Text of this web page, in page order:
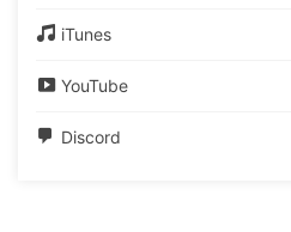
iTunes
YouTube
Discord